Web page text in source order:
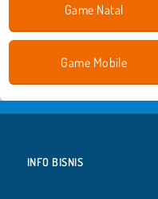
Game Natal
Game Mobile
INFO BISNIS